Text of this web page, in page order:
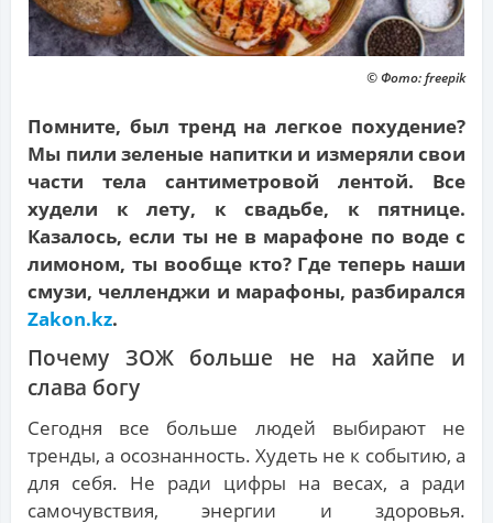
© Фото: freepik
Помните, был тренд на легкое похудение?
Мы пили зеленые напитки и измеряли свои
части тела сантиметровой лентой. Все
худели к лету, к свадьбе, к пятнице.
Казалось, если ты не в марафоне по воде с
лимоном, ты вообще кто? Где теперь наши
смузи, челленджи и марафоны, разбирался
Zakon.kz.
Почему ЗОЖ больше не на хайпе и
слава богу
Сегодня все больше людей выбирают не
тренды, а осознанность. Худеть не к событию, а
для себя. Не ради цифры на весах, а ради
самочувствия, энергии и здоровья.